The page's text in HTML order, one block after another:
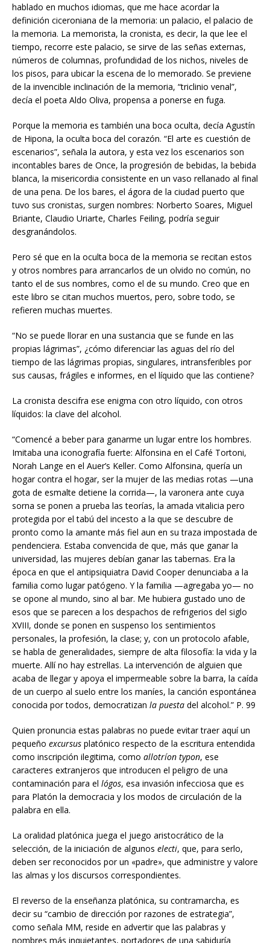
hablado en muchos idiomas, que me hace acordar la
definición ciceroniana de la memoria: un palacio, el palacio de
la memoria. La memorista, la cronista, es decir, la que lee el
tiempo, recorre este palacio, se sirve de las señas externas,
números de columnas, profundidad de los nichos, niveles de
los pisos, para ubicar la escena de lo memorado. Se previene
de la invencible inclinación de la memoria, “triclinio venal”,
decía el poeta Aldo Oliva, propensa a ponerse en fuga.
Porque la memoria es también una boca oculta, decía Agustín
de Hipona, la oculta boca del corazón. “El arte es cuestión de
escenarios”, señala la autora, y esta vez los escenarios son
incontables bares de Once, la progresión de bebidas, la bebida
blanca, la misericordia consistente en un vaso rellanado al final
de una pena. De los bares, el ágora de la ciudad puerto que
tuvo sus cronistas, surgen nombres: Norberto Soares, Miguel
Briante, Claudio Uriarte, Charles Feiling, podría seguir
desgranándolos.
Pero sé que en la oculta boca de la memoria se recitan estos
y otros nombres para arrancarlos de un olvido no común, no
tanto el de sus nombres, como el de su mundo. Creo que en
este libro se citan muchos muertos, pero, sobre todo, se
refieren muchas muertes.
“No se puede llorar en una sustancia que se funde en las
propias lágrimas”, ¿cómo diferenciar las aguas del río del
tiempo de las lágrimas propias, singulares, intransferibles por
sus causas, frágiles e informes, en el líquido que las contiene?
La cronista descifra ese enigma con otro líquido, con otros
líquidos: la clave del alcohol.
“Comencé a beber para ganarme un lugar entre los hombres.
Imitaba una iconografía fuerte: Alfonsina en el Café Tortoni,
Norah Lange en el Auer’s Keller. Como Alfonsina, quería un
hogar contra el hogar, ser la mujer de las medias rotas —una
gota de esmalte detiene la corrida—, la varonera ante cuya
sorna se ponen a prueba las teorías, la amada vitalicia pero
protegida por el tabú del incesto a la que se descubre de
pronto como la amante más fiel aun en su traza impostada de
pendenciera. Estaba convencida de que, más que ganar la
universidad, las mujeres debían ganar las tabernas. Era la
época en que el antipsiquiatra David Cooper denunciaba a la
familia como lugar patógeno. Y la familia —agregaba yo— no
se opone al mundo, sino al bar. Me hubiera gustado uno de
esos que se parecen a los despachos de refrigerios del siglo
XVIII, donde se ponen en suspenso los sentimientos
personales, la profesión, la clase; y, con un protocolo afable,
se habla de generalidades, siempre de alta filosofía: la vida y la
muerte. Allí no hay estrellas. La intervención de alguien que
acaba de llegar y apoya el impermeable sobre la barra, la caída
de un cuerpo al suelo entre los maníes, la canción espontánea
conocida por todos, democratizan la puesta del alcohol.” P. 99
Quien pronuncia estas palabras no puede evitar traer aquí un
pequeño excursus platónico respecto de la escritura entendida
como inscripción ilegitima, como allotríon typon, ese
caracteres extranjeros que introducen el peligro de una
contaminación para el lógos, esa invasión infecciosa que es
para Platón la democracia y los modos de circulación de la
palabra en ella.
La oralidad platónica juega el juego aristocrático de la
selección, de la iniciación de algunos electi, que, para serlo,
deben ser reconocidos por un «padre», que administre y valore
las almas y los discursos correspondientes.
El reverso de la enseñanza platónica, su contramarcha, es
decir su “cambio de dirección por razones de estrategia”,
como señala MM, reside en advertir que las palabras y
nombres más inquietantes, portadores de una sabiduría